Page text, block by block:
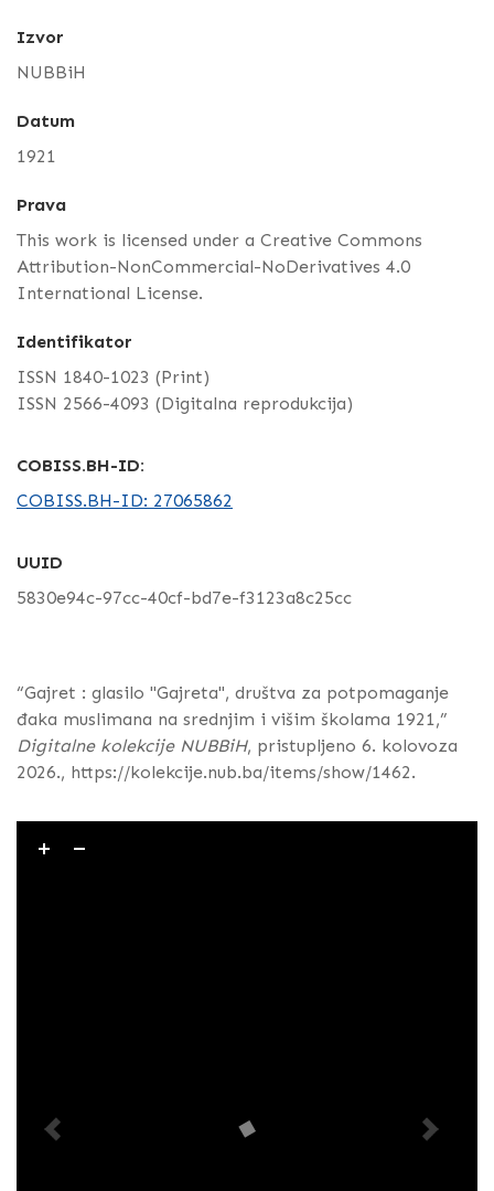
Izvor
NUBBiH
Datum
1921
Prava
This work is licensed under a Creative Commons
Attribution-NonCommercial-NoDerivatives 4.0
International License.
Identifikator
ISSN 1840-1023 (Print)
ISSN 2566-4093 (Digitalna reprodukcija)
COBISS.BH-ID:
COBISS.BH-ID: 27065862
UUID
5830e94c-97cc-40cf-bd7e-f3123a8c25cc
“Gajret : glasilo "Gajreta", društva za potpomaganje
đaka muslimana na srednjim i višim školama 1921,”
Digitalne kolekcije NUBBiH, pristupljeno 6. kolovoza
2026., https://kolekcije.nub.ba/items/show/1462.